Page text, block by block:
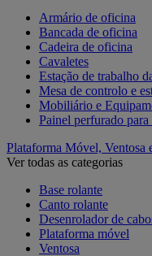
Armário de oficina
Bancada de oficina
Cadeira de oficina
Cavaletes
Estação de trabalho
Mesa de controlo e
Mobiliário e
Painel perfurado
Plataforma Móvel, Ventosa
Ver todas as categorias
Base rolante
Canto rolante
Desenrolador de
Plataforma móvel
Ventosa